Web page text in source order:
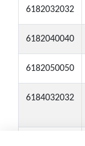
6182032032
6182040040
6182050050
6184032032